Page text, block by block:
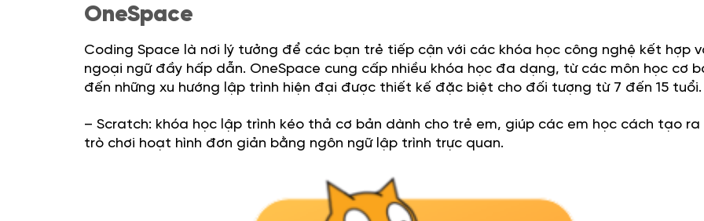
OneSpace
Coding Space là nơi lý tưởng để các bạn trẻ tiếp cận với các khóa học công nghệ kết hợp
ngoại ngữ đầy hấp dẫn. OneSpace cung cấp nhiều khóa học đa dạng, từ các môn học cơ
đến những xu hướng lập trình hiện đại được thiết kế đặc biệt cho đối tượng từ 7 đến 15 tuổi.
– Scratch: khóa học lập trình kéo thả cơ bản dành cho trẻ em, giúp các em học cách tạo ra
trò chơi hoạt hình đơn giản bằng ngôn ngữ lập trình trực quan.